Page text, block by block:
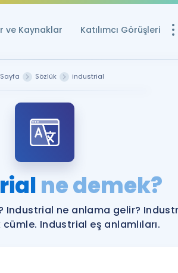
ve Kaynaklar Katılımcı Görüşleri
YDS ve YÖKDİL
YDS ve YÖKDİL'e
Tüm ÖSYM
Sözlük industrial
ne demek?
Industrial ne anlama gelir?
Industrial eş anlamlıları.